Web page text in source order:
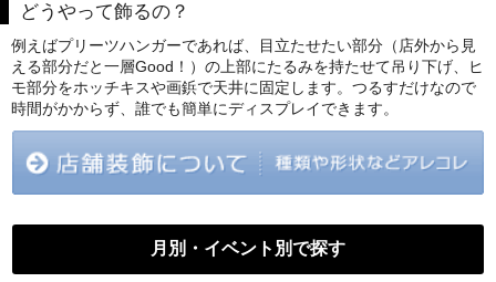
どうやって飾るの？
例えばプリーツハンガーであれば、目立たせたい部分（店外から見
える部分だと一層Good！）の上部にたるみを持たせて吊り下げ、ヒ
モ部分をホッチキスや画鋲で天井に固定します。つるすだけなので
時間がかからず、誰でも簡単にディスプレイできます。
月別・イベント別で探す